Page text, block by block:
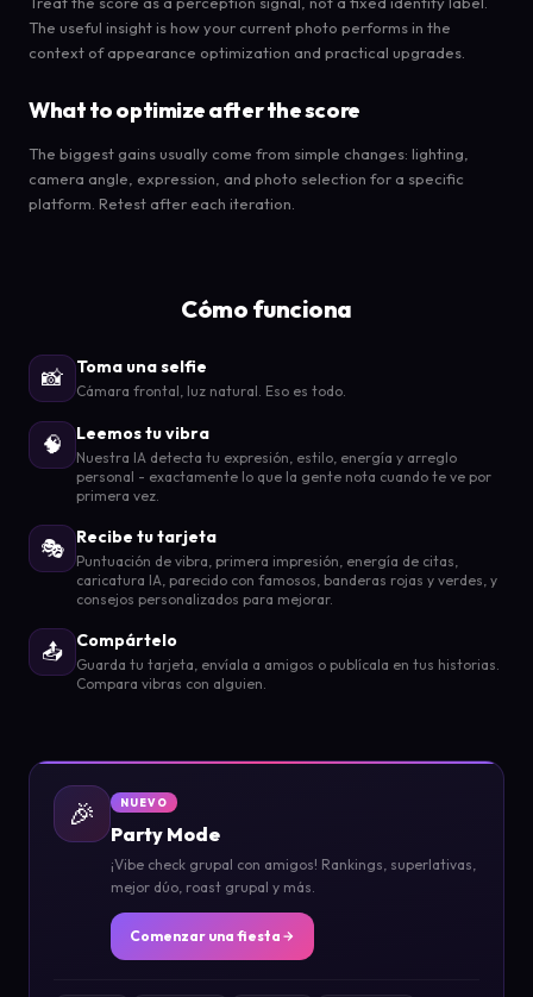
The useful insight is how your current photo performs in the
context of appearance optimization and practical upgrades.
What to optimize after the score
The biggest gains usually come from simple changes: lighting,
camera angle, expression, and photo selection for a specific
platform. Retest after each iteration.
Cómo funciona
📸 Toma una selfie
Cámara frontal, luz natural. Eso es todo.
🧠 Leemos tu vibra
Nuestra IA detecta tu expresión, estilo, energía y arreglo
personal - exactamente lo que la gente nota cuando te ve por
primera vez.
🎭 Recibe tu tarjeta
Puntuación de vibra, primera impresión, energía de citas,
caricatura IA, parecido con famosos, banderas rojas y verdes, y
consejos personalizados para mejorar.
📤 Compártelo
Guarda tu tarjeta, envíala a amigos o publícala en tus historias.
Compara vibras con alguien.
🎉 NUEVO
Party Mode
¡Vibe check grupal con amigos! Rankings, superlativas,
mejor dúo, roast grupal y más.
Comenzar una fiesta